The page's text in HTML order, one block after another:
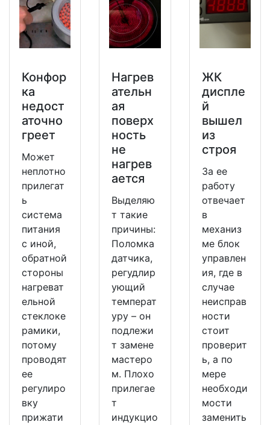
Конфор
ка
недост
аточно
греет
Может
неплотно
прилегат
ь
система
питания
с иной,
обратной
стороны
нагреват
ельной
стеклоке
рамики,
потому
проводят
ее
регулиро
вку
прижати
Нагрев
ательн
ая
поверх
ность
не
нагрев
ается
Выделяю
т такие
причины:
Поломка
датчика,
регудлир
ующий
температ
уру – он
подлежи
т замене
мастеро
м. Плохо
прилегае
т
индукцио
ЖК
диспле
й
вышел
из
строя
За ее
работу
отвечает
в
механиз
ме блок
управлен
ия, где в
случае
неисправ
ности
стоит
проверит
ь, а по
мере
необходи
мости
заменить